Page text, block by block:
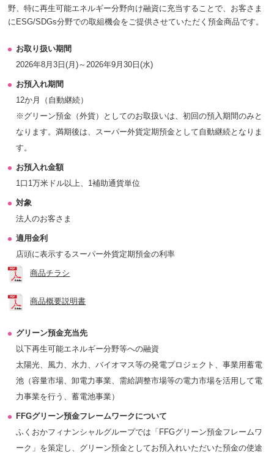
野、特に再生可能エネルギー分野向け融資に充当することで、お客さま
にESG/SDGs分野での取組機会をご提供させていただく預金商品です。
お取り扱い期間
2026年8月3日(月)～2026年9月30日(水)
お預入れ期間
12か月（自動継続）
※グリーン預金（外貨）としてのお取扱いは、初回の預入期間のみと
なります。満期後は、スーパー外貨定期預金として自動継続となりま
す。
お預入れ金額
1口1万米ドル以上、1補助通貨単位
対象
法人のお客さま
適用金利
店頭に表示するスーパー外貨定期預金の利率
商品チラシ
商品概要説明書
グリーン預金充当先
以下再生可能エネルギー分野等への融資
太陽光、風力、水力、バイオマス等の発電プロジェクト、事業用蓄電
池（容量市場、卸電力事業、需給調整市場等の電力市場を活用して電
力事業を行う、蓄電池事業）
FFGグリーン預金フレームワークについて
ふくおかフィナンシャルグループでは「FFGグリーン預金フレームワ
ーク」を策定し、グリーン預金としてお預入れいただいた預金の使途